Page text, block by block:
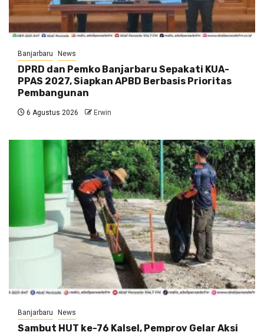
Banjarbaru News
DPRD dan Pemko Banjarbaru Sepakati KUA-
PPAS 2027, Siapkan APBD Berbasis Prioritas
Pembangunan
6 Agustus 2026 Erwin
Banjarbaru News
Sambut HUT ke-76 Kalsel, Pemprov Gelar Aksi